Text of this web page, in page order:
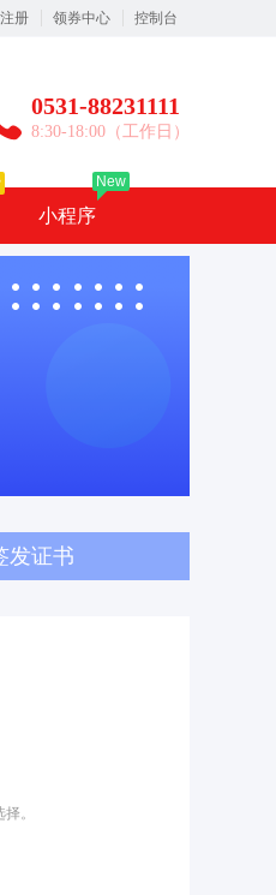
注册 领券中心 控制台
0531-88231111
8:30-18:00（工作日）
小程序
New
发证书
。